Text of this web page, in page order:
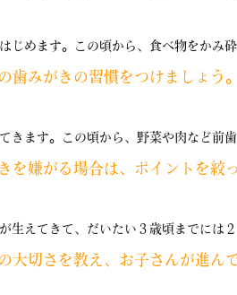
じめます。この頃から、食べ物をかみ
歯みがきの習慣をつけましょう。
きます。この頃から、野菜や肉など前歯
を嫌がる場合は、ポイントを絞
生えてきて、だいたい３歳頃までには
大切さを教え、お子さんが進ん